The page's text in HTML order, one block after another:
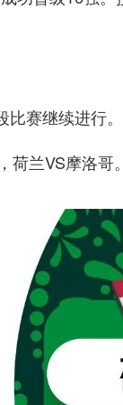
赛继续进行。
荷兰VS摩洛哥